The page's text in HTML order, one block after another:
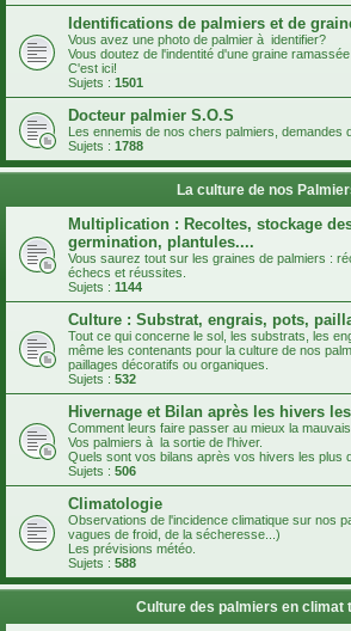
Identifications de palmiers et de
Vous avez une photo de palmier à identifier?
Vous doutez de l'indentité d'une graine
C'est ici!
Sujets : 1501
Docteur palmier S.O.S
Les ennemis de nos chers palmiers, demandes
Sujets : 1788
La culture de nos
Multiplication : Recoltes, stockage
germination, plantules....
Vous saurez tout sur les graines de palmiers :
échecs et réussites.
Sujets : 1144
Culture : Substrat, engrais, pots,
Tout ce qui concerne le sol, les substrats, les
même les contenants pour la culture de nos
paillages décoratifs ou organiques.
Sujets : 532
Hivernage et Bilan après les hivers
Comment leurs faire passer au mieux la
Vos palmiers à la sortie de l'hiver.
Quels sont vos bilans après vos hivers les plus
Sujets : 506
Climatologie
Observations de l'incidence climatique sur nos
vagues de froid, de la sécheresse...)
Les prévisions météo.
Sujets : 588
Culture des palmiers en climat